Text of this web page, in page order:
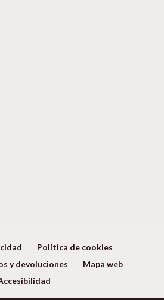
Política de cookies
y devoluciones
Mapa web